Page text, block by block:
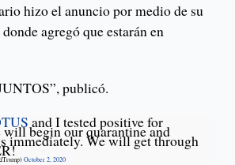
hizo el anuncio por medio de su
agregó que estarán en
publicó.
and I tested positive for
begin our quarantine and
immediately. We will get through
October 2, 2020